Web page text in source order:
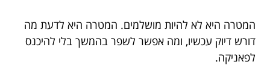
המטרה היא לא להיות מושלמים. המטרה היא לדעת מה
דורש דיוק עכשיו, ומה אפשר לשפר בהמשך בלי להיכנס
לפאניקה.